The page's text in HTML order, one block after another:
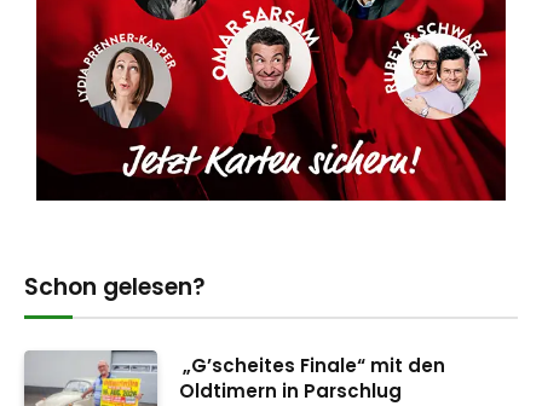
Schon gelesen?
„G’scheites Finale“ mit den
Oldtimern in Parschlug